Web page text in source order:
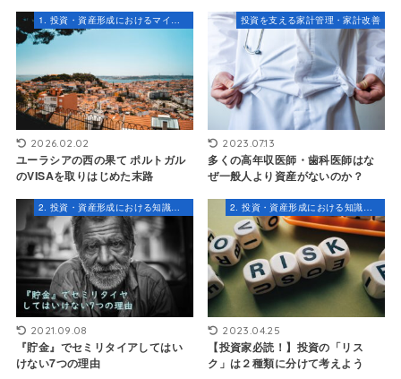
1. 投資・資産形成におけるマインドセット
2026.02.02
ユーラシアの西の果て ポルトガル
のVISAを取りはじめた末路
投資を支える家計管理・家計改善
2023.07.13
多くの高年収医師・歯科医師はな
ぜ一般人より資産がないのか？
2021.09.08
『貯金』でセミリタイアしてはい
けない7つの理由
2023.04.25
【投資家必読！】投資の「リス
ク」は２種類に分けて考えよう